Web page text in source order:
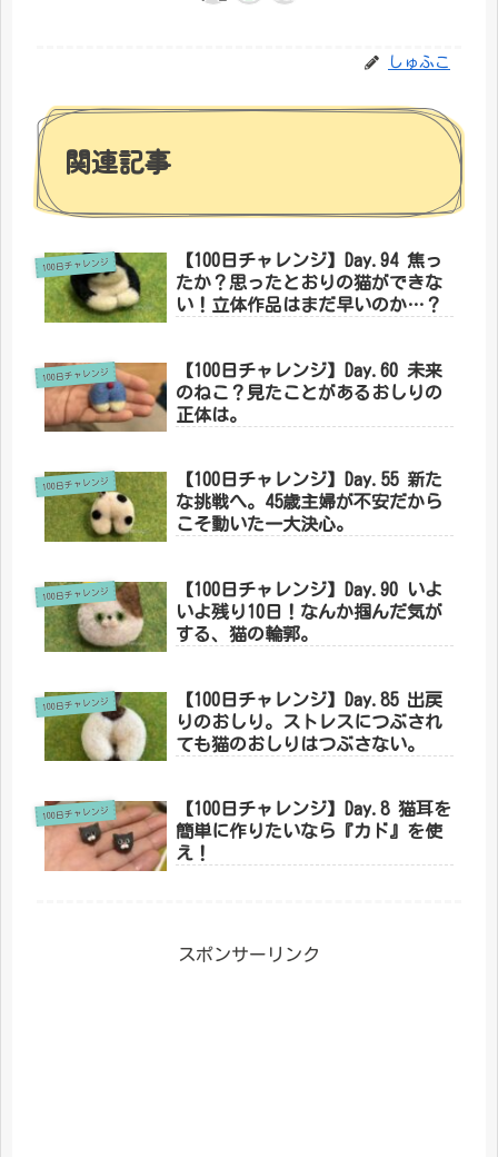
しゅふこ
関連記事
100日チャレンジ
【100日チャレンジ】Day.94 焦っ
たか？思ったとおりの猫ができな
い！立体作品はまだ早いのか…？
100日チャレンジ
【100日チャレンジ】Day.60 未来
のねこ？見たことがあるおしりの
正体は。
100日チャレンジ
【100日チャレンジ】Day.55 新た
な挑戦へ。45歳主婦が不安だから
こそ動いた一大決心。
100日チャレンジ
【100日チャレンジ】Day.90 いよ
いよ残り10日！なんか掴んだ気が
する、猫の輪郭。
100日チャレンジ
【100日チャレンジ】Day.85 出戻
りのおしり。ストレスにつぶされ
ても猫のおしりはつぶさない。
100日チャレンジ
【100日チャレンジ】Day.8 猫耳を
簡単に作りたいなら『カド』を使
え！
スポンサーリンク